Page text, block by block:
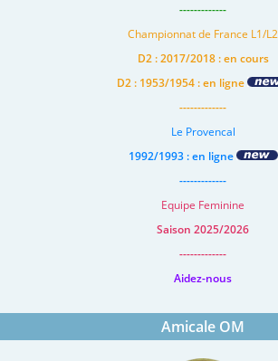
-------------
Championnat de France L1/L2
D2 : 2017/2018 : en cours
D2 : 1953/1954 : en ligne
-------------
Le Provencal
1992/1993 : en ligne
-------------
Equipe Feminine
Saison 2025/2026
-------------
Aidez-nous
Amicale OM